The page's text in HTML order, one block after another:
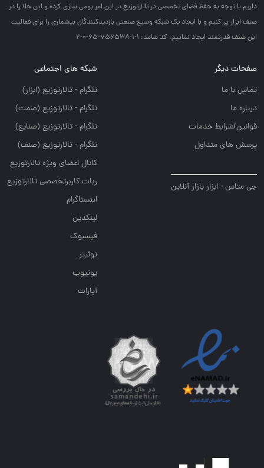
داريم با توجه به حفظ فضاي تخصصي در تالارتوزيع در اين امر بومي سازي كرده و اين خلا را در
صنف ابزار پر كنيم و با ايجاد يك شبكه وسيع صنعتي بازديدكنندگان بيشماري را براي فعاليت
اين صنف قدرتمند ايجاد نماييم. کد شامد: 1-1-756538-65-0-2
صفحات دیگر
تماس با ما
درباره ما
قوانین/شرایط خدمات
پرسش های متداول
جی متاس - ابزار بازار آنلاین
شبکه های اجتماعی
تلگرام - تالارتوزيع (ابزار)
تلگرام - تالارتوزيع (صمت)
تلگرام - تالارتوزيع (صنايع)
تلگرام - تالارتوزیع (صنف)
کانال اعضای ویژه تالارتوزیع
ربات کاربرتخصصی تالارتوزیع
اینستاگرام
لینکدین
فیسبوک
توئیتر
یوتیوب
آپارات